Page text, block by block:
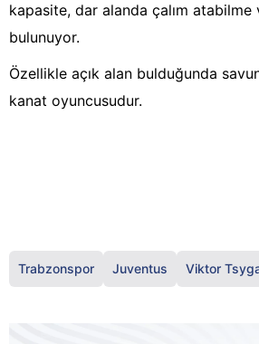
kapasite, dar alanda çalım atabilme
bulunuyor.
Özellikle açık alan bulduğunda
kanat oyuncusudur.
Trabzonspor Juventus Viktor